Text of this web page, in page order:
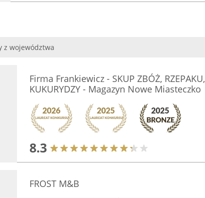
z województwa
Firma Frankiewicz - SKUP ZBÓŻ, RZEPAKU,
KUKURYDZY - Magazyn Nowe Miasteczko
8.3
FROST M&B